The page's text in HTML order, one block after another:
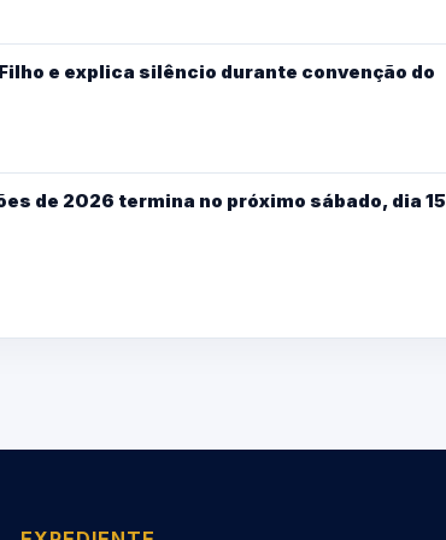
e explica silêncio durante convenção do
de 2026 termina no próximo sábado, dia 15